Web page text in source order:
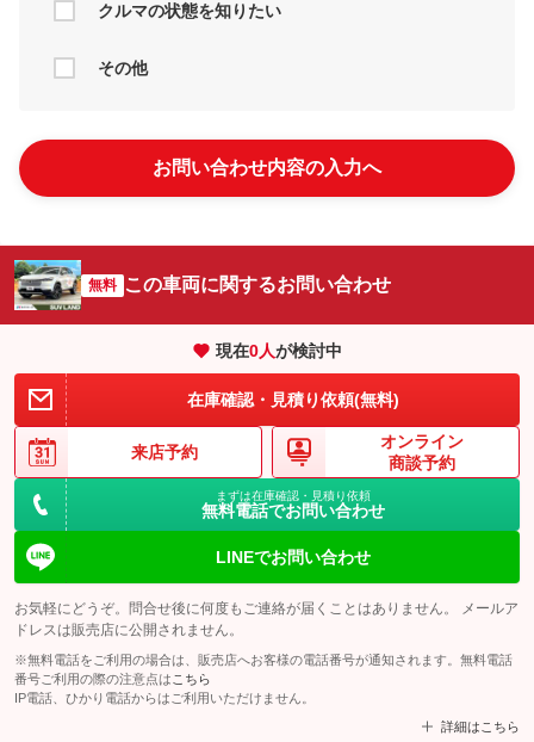
クルマの状態を知りたい
その他
お問い合わせ内容の入力へ
無料 この車両に関するお問い合わせ
現在0人が検討中
在庫確認・見積り依頼(無料)
来店予約
オンライン
商談予約
まずは在庫確認・見積り依頼
無料電話でお問い合わせ
LINEでお問い合わせ
お気軽にどうぞ。問合せ後に何度もご連絡が届くことはありません。 メールア
ドレスは販売店に公開されません。
※無料電話をご利用の場合は、販売店へお客様の電話番号が通知されます。無料電話
番号ご利用の際の注意点は こちら
IP電話、ひかり電話からはご利用いただけません。
詳細はこちら